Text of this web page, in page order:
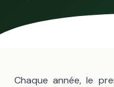
Chaque année, le